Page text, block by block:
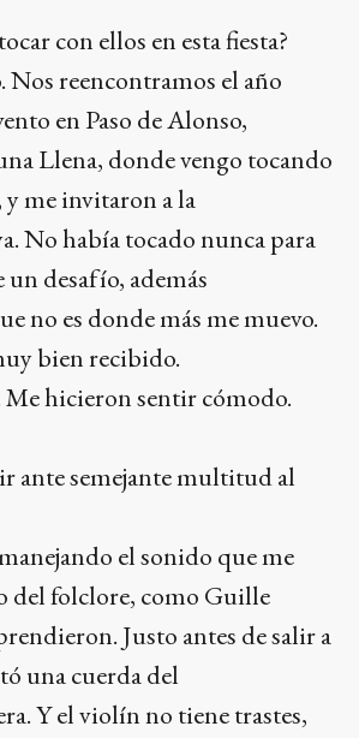
con ellos en esta fiesta?
reencontramos el año
en Paso de Alonso,
Llena, donde vengo tocando
y me invitaron a la
No había tocado nunca para
un desafío, además
no es donde más me muevo.
bien recibido.
hicieron sentir cómodo.
ante semejante multitud al
el sonido que me
del folclore, como Guille
Justo antes de salir a
una cuerda del
Y el violín no tiene trastes,